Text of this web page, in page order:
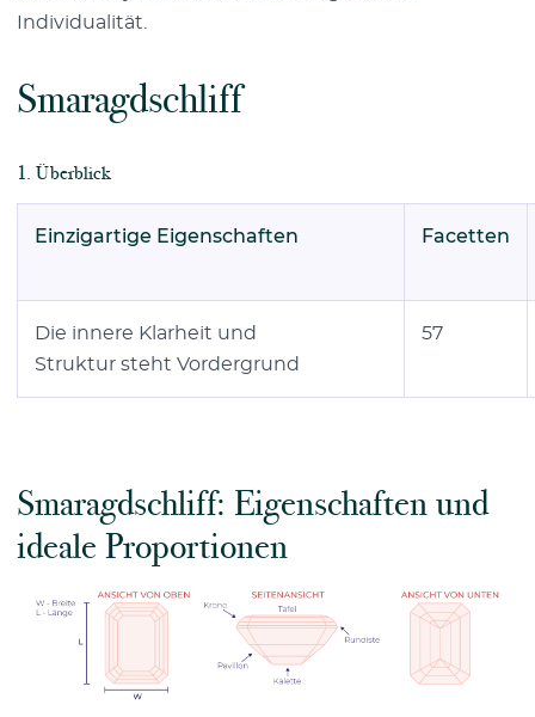
Individualität.
Smaragdschliff
1. Überblick
Einzigartige Eigenschaften Facetten
Die innere Klarheit und
Struktur steht Vordergrund
57
Smaragdschliff: Eigenschaften und
ideale Proportionen